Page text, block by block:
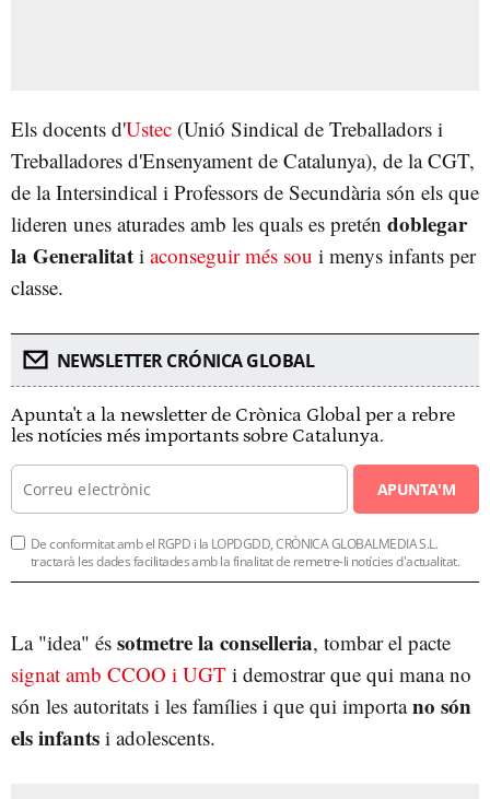
Els docents d'Ustec (Unió Sindical de Treballadors i
Treballadores d'Ensenyament de Catalunya), de la CGT,
de la Intersindical i Professors de Secundària són els que
lideren unes aturades amb les quals es pretén doblegar
la Generalitat i aconseguir més sou i menys infants per
classe.
NEWSLETTER CRÓNICA GLOBAL
Apunta't a la newsletter de Crònica Global per a rebre
les notícies més importants sobre Catalunya.
APUNTA'M
De conformitat amb el RGPD i la LOPDGDD, CRÒNICA GLOBALMEDIA S.L.
tractarà les dades facilitades amb la finalitat de remetre-li notícies d'actualitat.
La "idea" és sotmetre la conselleria, tombar el pacte
signat amb CCOO i UGT i demostrar que qui mana no
són les autoritats i les famílies i que qui importano són
els infants i adolescents.